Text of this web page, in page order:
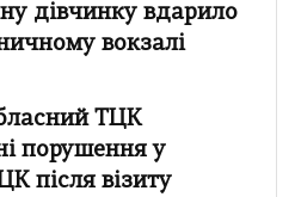
дівчинку вдарило
вокзалі
ТЦК
порушення у
після візиту